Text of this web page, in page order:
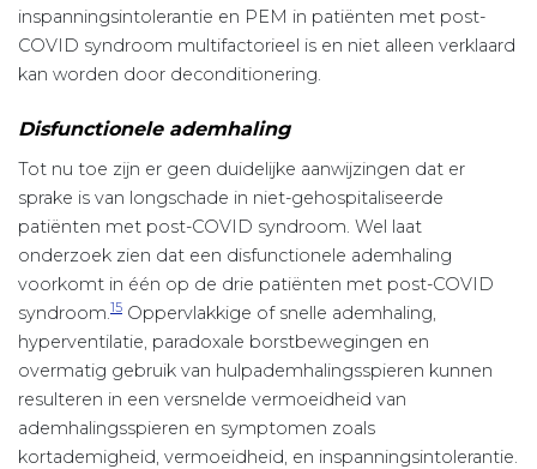
inspanningsintolerantie en PEM in patiënten met post-
COVID syndroom multifactorieel is en niet alleen verklaard
kan worden door deconditionering.
Disfunctionele ademhaling
Tot nu toe zijn er geen duidelijke aanwijzingen dat er
sprake is van longschade in niet-gehospitaliseerde
patiënten met post-COVID syndroom. Wel laat
onderzoek zien dat een disfunctionele ademhaling
voorkomt in één op de drie patiënten met post-COVID
syndroom.15 Oppervlakkige of snelle ademhaling,
hyperventilatie, paradoxale borstbewegingen en
overmatig gebruik van hulpademhalingsspieren kunnen
resulteren in een versnelde vermoeidheid van
ademhalingsspieren en symptomen zoals
kortademigheid, vermoeidheid, en inspanningsintolerantie.